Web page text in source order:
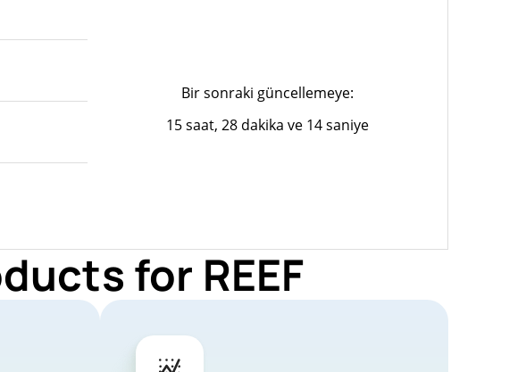
Bir sonraki güncellemeye:
15 saat, 28 dakika ve 14 saniye
for REEF